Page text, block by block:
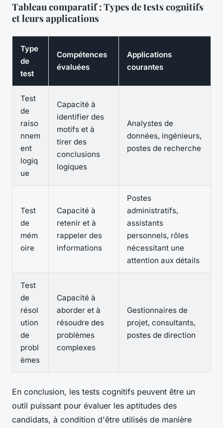
Tableau comparatif : Types de tests cognitifs
et leurs applications
Type
de
test
Compétences
évaluées
Applications
courantes
Test
de
raiso
nnem
ent
logiq
ue
Capacité à
identifier des
motifs et à
tirer des
conclusions
logiques
Analystes de
données, ingénieurs,
postes de recherche
Test
de
mém
oire
Capacité à
retenir et à
rappeler des
informations
Postes
administratifs,
assistants
personnels, rôles
nécessitant une
attention aux détails
Test
de
résol
ution
de
probl
èmes
Capacité à
aborder et à
résoudre des
problèmes
complexes
Gestionnaires de
projet, consultants,
postes de direction
En conclusion, les tests cognitifs peuvent être un
outil puissant pour évaluer les aptitudes des
candidats, à condition d'être utilisés de manière